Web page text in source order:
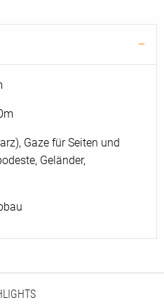
Gaze für Seiten und
Geländer,